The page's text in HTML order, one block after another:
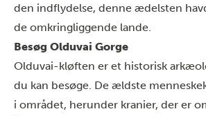
den indflydelse, denne ædelsten
de omkringliggende lande.
Besøg Olduvai Gorge
Olduvai-kløften er et historisk
du kan besøge. De ældste
i området, herunder kranier, der er